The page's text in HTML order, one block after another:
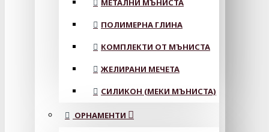
МЕТАЛНИ МЪНИСТА
ПОЛИМЕРНА ГЛИНА
КОМПЛЕКТИ ОТ МЪНИСТА
ЖЕЛИРАНИ МЕЧЕТА
СИЛИКОН (МЕКИ МЪНИСТА)
ОРНАМЕНТИ